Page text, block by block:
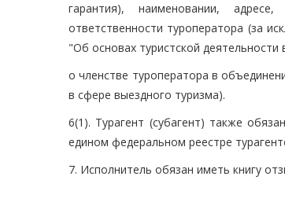
гарантия), наименовании,
ответственности туроператора (за
"Об основах туристской деятельности
о членстве туроператора в
в сфере выездного туризма).
6(1). Турагент (субагент) также
едином федеральном реестре
7. Исполнитель обязан иметь книгу